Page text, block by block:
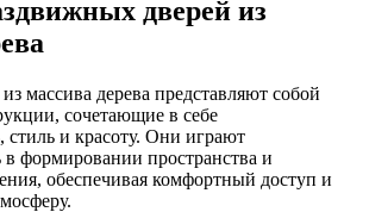
дверей из
массива дерева представляют собой
сочетающие в себе
стиль и красоту. Они играют
в формировании пространства и
обеспечивая комфортный доступ и